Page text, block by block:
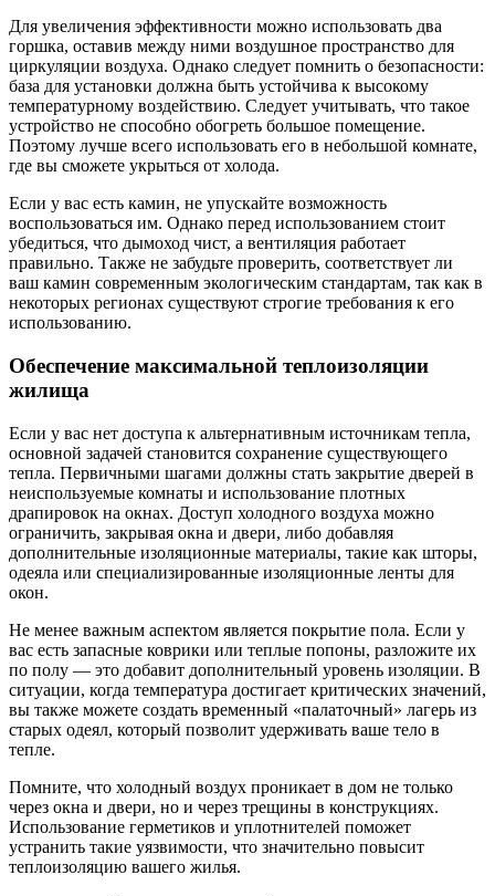
Для увеличения эффективности можно использовать два
горшка, оставив между ними воздушное пространство для
циркуляции воздуха. Однако следует помнить о безопасности:
база для установки должна быть устойчива к высокому
температурному воздействию. Следует учитывать, что такое
устройство не способно обогреть большое помещение.
Поэтому лучше всего использовать его в небольшой комнате,
где вы сможете укрыться от холода.
Если у вас есть камин, не упускайте возможность
воспользоваться им. Однако перед использованием стоит
убедиться, что дымоход чист, а вентиляция работает
правильно. Также не забудьте проверить, соответствует ли
ваш камин современным экологическим стандартам, так как в
некоторых регионах существуют строгие требования к его
использованию.
Обеспечение максимальной теплоизоляции
жилища
Если у вас нет доступа к альтернативным источникам тепла,
основной задачей становится сохранение существующего
тепла. Первичными шагами должны стать закрытие дверей в
неиспользуемые комнаты и использование плотных
драпировок на окнах. Доступ холодного воздуха можно
ограничить, закрывая окна и двери, либо добавляя
дополнительные изоляционные материалы, такие как шторы,
одеяла или специализированные изоляционные ленты для
окон.
Не менее важным аспектом является покрытие пола. Если у
вас есть запасные коврики или теплые попоны, разложите их
по полу — это добавит дополнительный уровень изоляции. В
ситуации, когда температура достигает критических значений,
вы также можете создать временный «палаточный» лагерь из
старых одеял, который позволит удерживать ваше тело в
тепле.
Помните, что холодный воздух проникает в дом не только
через окна и двери, но и через трещины в конструкциях.
Использование герметиков и уплотнителей поможет
устранить такие уязвимости, что значительно повысит
теплоизоляцию вашего жилья.